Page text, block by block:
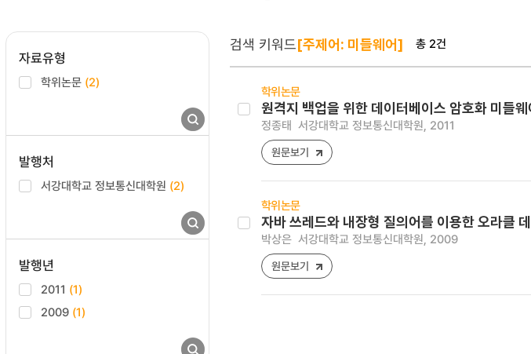
자료유형
학위논문 (2)
발행처
서강대학교 정보통신대학원 (2)
발행년
2011 (1)
2009 (1)
검색 키워드[주제어: 미들웨어] 총 2건
학위논문
원격지 백업을 위한 데이터베이스 암호화 미들웨
정종태 서강대학교 정보통신대학원, 2011
원문보기
학위논문
자바 쓰레드와 내장형 질의어를 이용한 오라클
박상은 서강대학교 정보통신대학원, 2009
원문보기